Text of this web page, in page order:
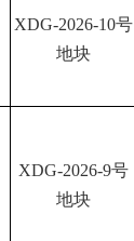
XDG-2026-10号
地块
XDG-2026-9号
地块